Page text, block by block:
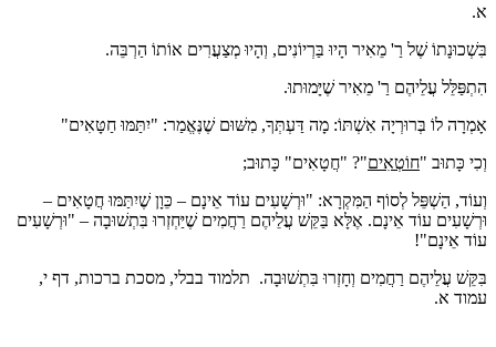
א.
בִּשְׁכוּנָתוֹ שֶׁל רַ' מֵאִיר הָיוּ בַּרְיוֹנִים, וְהָיוּ מְצַעֲרִים אוֹתוֹ הַרְבֵּה.
הִתְפַּלֵּל עֲלֵיהֶם רַ' מֵאִיר שֶׁיָּמוּתוּ.
אָמְרָה לוֹ בְּרוּרְיָה אִשְׁתּוֹ: מָה דַּעְתְּךָ, מִשּׁוּם שֶׁנֶּאֱמַר: "יִתַּמּוּ חַטָּאִים"
וְכִי כָּתוּב "חוֹטְאִים"? "חֲטָאִים" כָּתוּב;
וְעוֹד, הַשְׁפֵּל לְסוֹף הַמִּקְרָא: "וּרְשָׁעִים עוֹד אֵינָם – כֵּוָן שֶׁיִתַּמּוּ חֲטָאִים –
וּרְשָׁעִים עוֹד אֵינָם. אֶלָּא בַּקֵּשׁ עֲלֵיהֶם רַחֲמִים שֶׁיַּחְזְרוּ בִּתְשׁוּבָה – "וּרְשָׁעִים
עוֹד אֵינָם"!
בִּקֵּשׁ עֲלֵיהֶם רַחֲמִים וְחָזְרוּ בִּתְשׁוּבָה. תלמוד בבלי, מסכת ברכות, דף י,
עמוד א.